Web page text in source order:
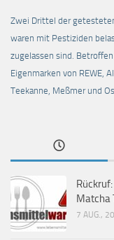
Zwei Drittel der
waren mit Pestiziden
zugelassen sind.
Eigenmarken von REWE,
Teekanne, Meßmer und
Matcha
7 AUG.,